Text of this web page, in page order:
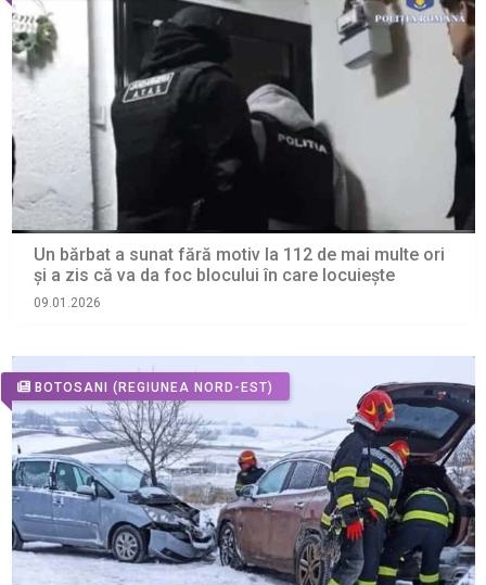
Un bărbat a sunat fără motiv la 112 de mai multe ori
și a zis că va da foc blocului în care locuiește
09.01.2026
BOTOSANI (REGIUNEA NORD-EST)